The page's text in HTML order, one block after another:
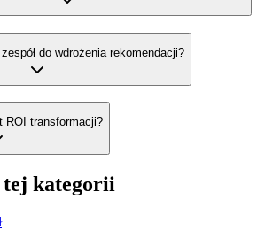
do wdrożenia rekomendacji?
ROI transformacji?
tej kategorii